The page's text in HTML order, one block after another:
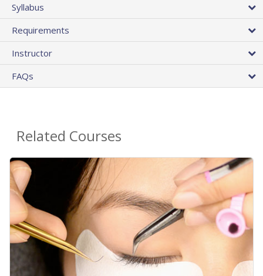
Syllabus
Requirements
Instructor
FAQs
Related Courses